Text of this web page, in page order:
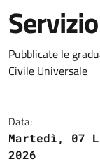
Pubblicate le
Civile Universale
Data:
Martedì, 07
2026